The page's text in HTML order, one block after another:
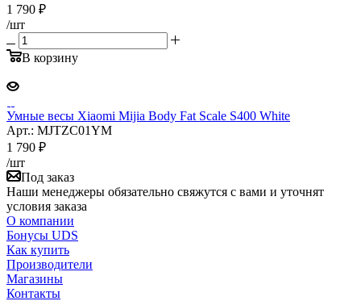
1 790 ₽
/шт
В корзину
Умные весы Xiaomi Mijia Body Fat Scale S400 White
Арт.: MJTZC01YM
1 790 ₽
/шт
Под заказ
Наши менеджеры обязательно свяжутся с вами и уточнят
условия заказа
О компании
Бонусы UDS
Как купить
Производители
Магазины
Контакты